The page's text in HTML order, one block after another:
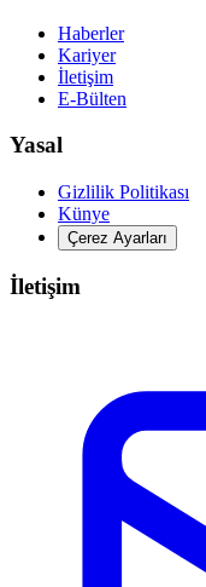
Haberler
Kariyer
İletişim
E-Bülten
Yasal
Gizlilik Politikası
Künye
Çerez Ayarları
İletişim